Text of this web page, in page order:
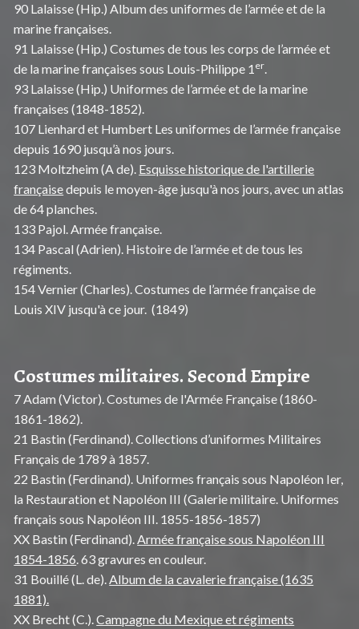
90 Lalaisse (Hip.) Album des uniformes de l’armée et de la
marine françaises.
91 Lalaisse (Hip.) Costumes de tous les corps de l’armée et
de la marine françaises sous Louis-Philippe 1 er.
93 Lalaisse (Hip.) Uniformes de l’armée et de la marine
françaises (1848-1852).
107 Lienhard et Humbert Les uniformes de l’armée française
depuis 1690 jusqu’à nos jours.
123 Moltzheim (A de). Esquisse historique de l'artillerie
françaisedepuis le moyen-âge jusqu'à nos jours, avec un atlas
de 64 planches.
133 Pajol. Armée française.
134 Pascal (Adrien). Histoire de l’armée et de tous les
régiments.
154 Vernier (Charles). Costumes de l’armée française de
Louis XIV jusqu'à ce jour. (1849)
Costumes militaires. Second Empire
7 Adam (Victor). Costumes de l'Armée Française (1860-
1861-1862).
21 Bastin (Ferdinand). Collections d’uniformes Militaires
Français de 1789 à 1857.
22 Bastin (Ferdinand). Uniformes français sous Napoléon Ier,
la Restauration et Napoléon III (Galerie militaire. Uniformes
français sous Napoléon III. 1855-1856-1857)
XX Bastin (Ferdinand).Armée française sous Napoléon III
1854-1856. 63 gravures en couleur.
31 Bouillé (L. de).Album de la cavalerie française (1635
1881).
XX Brecht (C.).Campagne du Mexique et régiments